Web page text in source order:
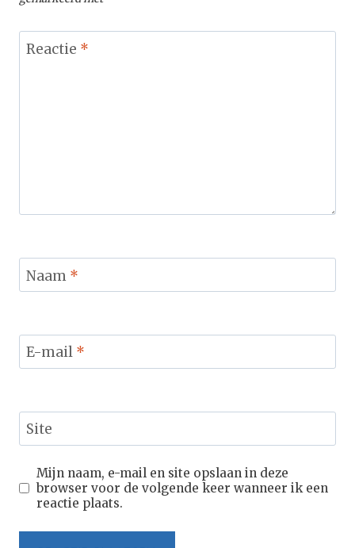
Reactie *
Naam *
E-mail *
Site
Mijn naam, e-mail en site opslaan in deze
browser voor de volgende keer wanneer ik een
reactie plaats.